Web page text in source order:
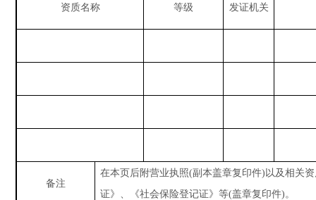
资质名称 等级 发证机关
备注
在本页后附营业执照(副本盖章复印件)以及相关
证》、《社会保险登记证》等(盖章复印件)。